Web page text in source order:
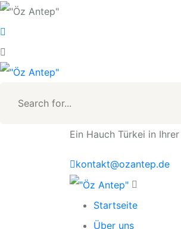
Ein Hauch Türkei in
kontakt@ozantep.de
Startseite
Über uns